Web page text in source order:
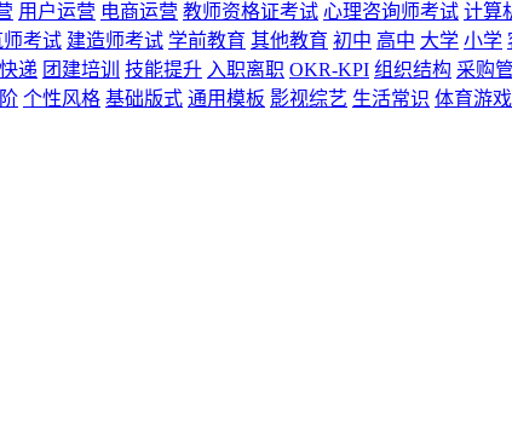
用户运营 电商运营 教师资格证考试 心理咨询师考试 计算
师考试 建造师考试 学前教育 其他教育 初中 高中 大学 小学
递 团建培训 技能提升 入职离职 OKR-KPI 组织结构 采购
个性风格 基础版式 通用模板 影视综艺 生活常识 体育游戏